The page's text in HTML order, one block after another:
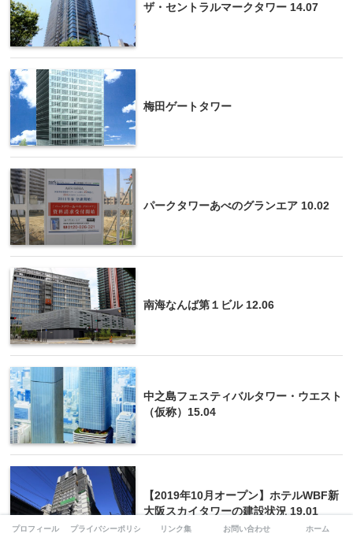
ザ・セントラルマークタワー 14.07
梅田ゲートタワー
パークタワーあべのグランエア 10.02
南海なんば第１ビル 12.06
中之島フェスティバルタワー・ウエスト
（仮称）15.04
【2019年10月オープン】ホテルWBF新
大阪スカイタワーの建設状況 19.01
プロフィール プライバシーポリシー リンク集 お問い合わせ ホーム